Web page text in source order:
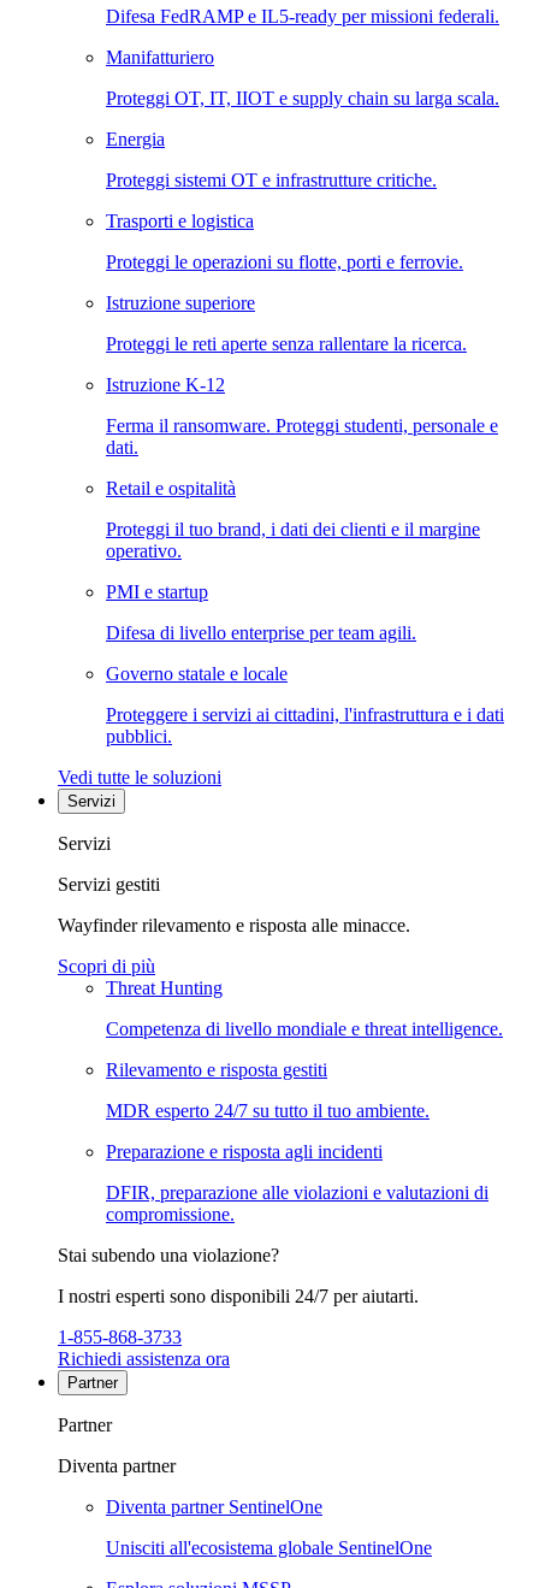
Difesa FedRAMP e IL5-ready per missioni federali.
Manifatturiero
Proteggi OT, IT, IIOT e supply chain su larga scala.
Energia
Proteggi sistemi OT e infrastrutture critiche.
Trasporti e logistica
Proteggi le operazioni su flotte, porti e ferrovie.
Istruzione superiore
Proteggi le reti aperte senza rallentare la ricerca.
Istruzione K-12
Ferma il ransomware. Proteggi studenti, personale e
dati.
Retail e ospitalità
Proteggi il tuo brand, i dati dei clienti e il margine
operativo.
PMI e startup
Difesa di livello enterprise per team agili.
Governo statale e locale
Proteggere i servizi ai cittadini, l'infrastruttura e i dati
pubblici.
Vedi tutte le soluzioni
Servizi
Servizi
Servizi gestiti
Wayfinder rilevamento e risposta alle minacce.
Scopri di più
Threat Hunting
Competenza di livello mondiale e threat intelligence.
Rilevamento e risposta gestiti
MDR esperto 24/7 su tutto il tuo ambiente.
Preparazione e risposta agli incidenti
DFIR, preparazione alle violazioni e valutazioni di
compromissione.
Stai subendo una violazione?
I nostri esperti sono disponibili 24/7 per aiutarti.
1-855-868-3733
Richiedi assistenza ora
Partner
Partner
Diventa partner
Diventa partner SentinelOne
Unisciti all'ecosistema globale SentinelOne